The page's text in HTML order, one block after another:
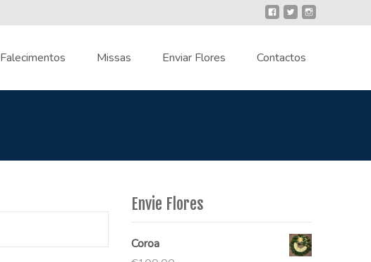
Falecimentos Missas Enviar Flores Contactos
Envie Flores
Coroa